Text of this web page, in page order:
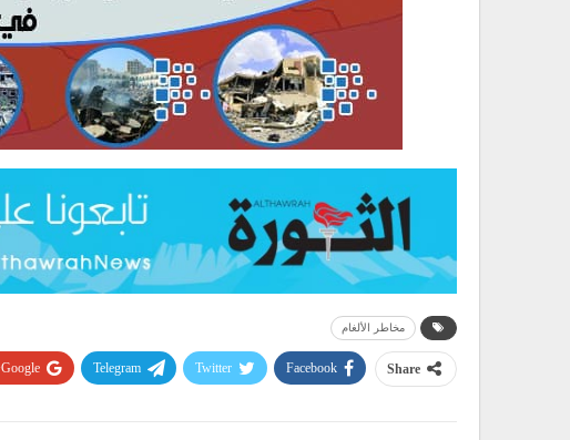
مخاطر الألغام
Share
Facebook
Twitter
Telegram
Google+